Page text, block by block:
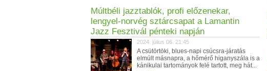
Múltbéli jazztablók, profi előzenekar,
lengyel-norvég sztárcsapat a Lamantin
Jazz Fesztivál pénteki napján
2024. július 06. 21:45
A csütörtöki, blues-napi csúcsra-járatás
elmúlt másnapra, a hőmérő higanyszála is a
kánikulai tartományok felé tartott, meg hát...